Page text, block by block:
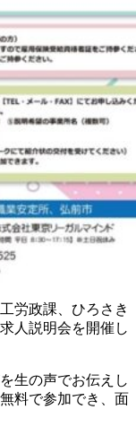
労政課、ひろさき
人説明会を開催し
生の声でお伝えし
料で参加でき、面